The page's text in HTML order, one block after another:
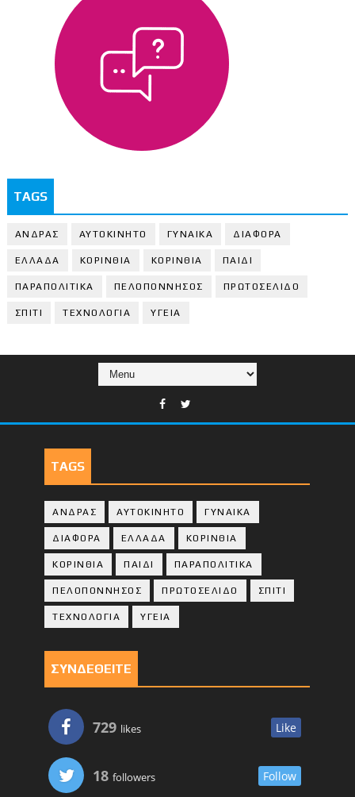
TAGS
ΑΝΔΡΑΣ ΑΥΤΟΚΙΝΗΤΟ ΓΥΝΑΙΚΑ ΔΙΑΦΟΡΑ
ΕΛΛΑΔΑ ΚΟΡΙΝΘΙΑ ΚΟΡΙΝΘΙA ΠΑΙΔΙ
ΠΑΡΑΠΟΛΙΤΙΚΑ ΠΕΛΟΠΟΝΝΗΣΟΣ ΠΡΩΤΟΣΕΛΙΔΟ
ΣΠΙΤΙ ΤΕΧΝΟΛΟΓΙΑ ΥΓΕΙΑ
TAGS
ΑΝΔΡΑΣ ΑΥΤΟΚΙΝΗΤΟ ΓΥΝΑΙΚΑ
ΔΙΑΦΟΡΑ ΕΛΛΑΔΑ ΚΟΡΙΝΘΙΑ
ΚΟΡΙΝΘΙA ΠΑΙΔΙ ΠΑΡΑΠΟΛΙΤΙΚΑ
ΠΕΛΟΠΟΝΝΗΣΟΣ ΠΡΩΤΟΣΕΛΙΔΟ ΣΠΙΤΙ
ΤΕΧΝΟΛΟΓΙΑ ΥΓΕΙΑ
ΣΥΝΔΕΘΕΙΤΕ
729 likes Like
18 followers Follow